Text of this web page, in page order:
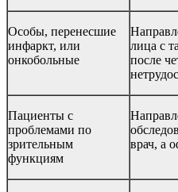
Особы, перенесшие
инфаркт, или
онкобольные
лица с
после
Пациенты с
проблемами по
зрительным
функциям
врач, а